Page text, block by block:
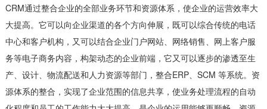
CRM通过整合企业的全部业务环节和资源体系，使企业的运营效率大
大提高。它可以向企业渠道的各个方向伸展，既可以综合传统的电话
中心和客户机构，又可以结合企业门户网站、网络销售、网上客户服
务等电子商务内容，构架动态的企业前端，它又可以逐步的渗透至生
产、设计、物流配送和人力资源等部门，整合ERP、SCM 等系统。资
源体系的整合，实现了企业范围的信息共享，使业务处理流程的自动